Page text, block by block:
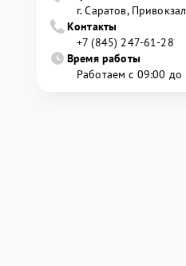
г. Саратов,
Контакты
+7 (845) 247-61-28
Время работы
Работаем с 09:00 до